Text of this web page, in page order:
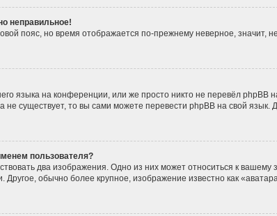
неправильное!
пояс, но время отображается по-прежнему неверное,
языка на конференции, или же просто никто не перевёл
не существует, то вы сами можете перевести phpBB на свой
пользователя?
два изображения. Одно из них может относиться к
обычно более крупное, изображение известно как